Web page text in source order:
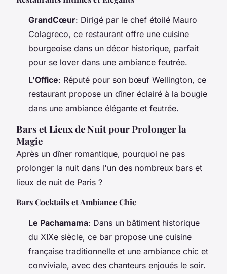
GrandCœur: Dirigé par le chef étoilé Mauro
Colagreco, ce restaurant offre une cuisine
bourgeoise dans un décor historique, parfait
pour se lover dans une ambiance feutrée.
L'Office: Réputé pour son bœuf Wellington, ce
restaurant propose un dîner éclairé à la bougie
dans une ambiance élégante et feutrée.
Bars et Lieux de Nuit pour Prolonger la
Magie
Après un dîner romantique, pourquoi ne pas
prolonger la nuit dans l'un des nombreux bars et
lieux de nuit de Paris ?
Bars Cocktails et Ambiance Chic
Le Pachamama: Dans un bâtiment historique
du XIXe siècle, ce bar propose une cuisine
française traditionnelle et une ambiance chic et
conviviale, avec des chanteurs enjoués le soir.